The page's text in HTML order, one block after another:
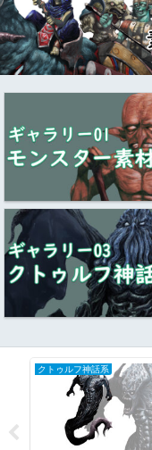
クトゥルフ神話系